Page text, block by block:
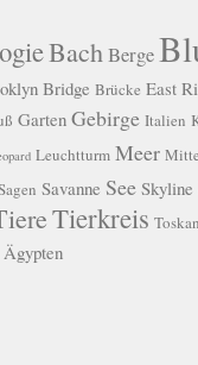
BachBerge
Bridge Brücke East
Garten Gebirge Italien
Leuchtturm Meer
Savanne See Skyline
Tierkreis
Ägypten